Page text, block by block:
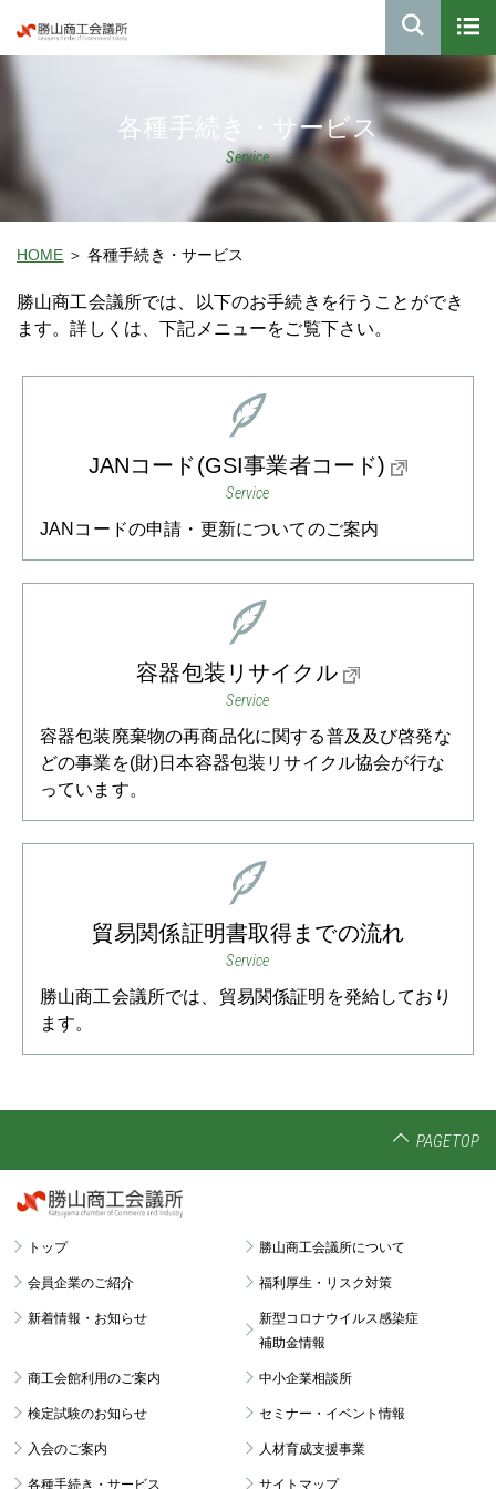
各種手続き・サービス
Service
HOME 各種手続き・サービス
勝山商工会議所では、以下のお手続きを行うことができ
ます。詳しくは、下記メニューをご覧下さい。
JANコード(GSI事業者コード)
Service
JANコードの申請・更新についてのご案内
容器包装リサイクル
Service
容器包装廃棄物の再商品化に関する普及及び啓発な
どの事業を(財)日本容器包装リサイクル協会が行な
っています。
貿易関係証明書取得までの流れ
Service
勝山商工会議所では、貿易関係証明を発給しており
ます。
PAGETOP
トップ 勝山商工会議所について
会員企業のご紹介 福利厚生・リスク対策
新着情報・お知らせ
新型コロナウイルス感染症
補助金情報
商工会館利用のご案内 中小企業相談所
検定試験のお知らせ セミナー・イベント情報
入会のご案内 人材育成支援事業
各種手続き・サービス サイトマップ